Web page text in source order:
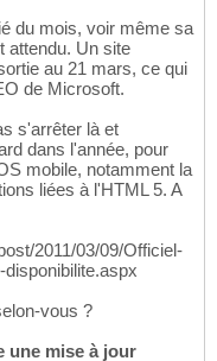
du mois, voir même sa
attendu. Un site
au 21 mars, ce qui
de Microsoft.
s'arrêter là et
dans l'année, pour
mobile, notamment la
liées à l'HTML 5. A
2011/03/09/Officiel-
vous ?
une mise à jour